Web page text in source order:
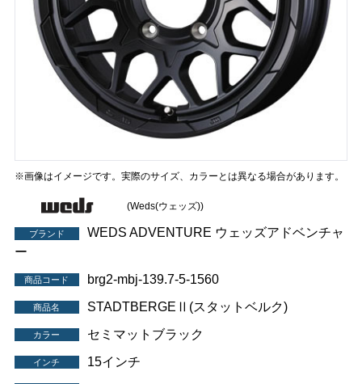
※画像はイメージです。実際のサイズ、カラーとは異なる場合があります。
(Weds(ウェッズ))
ブランド
WEDS ADVENTURE ウェッズアドベンチャ
ー
商品コード brg2-mbj-139.7-5-1560
商品名 STADTBERGEⅡ(スタットベルク)
カラー セミマットブラック
インチ
15インチ